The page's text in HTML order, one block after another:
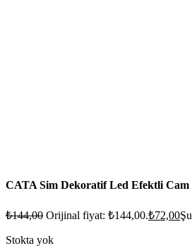
CATA Sim Dekoratif Led Efektli Cam
₺144,00 Orijinal fiyat: ₺144,00.₺72,00
Stokta yok